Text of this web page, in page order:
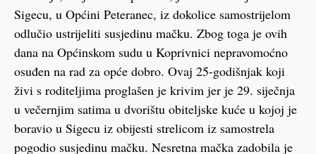
Sigecu, u Općini Peteranec, iz dokolice samostrijelom
odlučio ustrijeliti susjedinu mačku. Zbog toga je ovih
dana na Općinskom sudu u Koprivnici nepravomoćno
osuđen na rad za opće dobro. Ovaj 25-godišnjak koji
živi s roditeljima proglašen je krivim jer je 29. siječnja
u večernjim satima u dvorištu obiteljske kuće u kojoj je
boravio u Sigecu iz obijesti strelicom iz samostrela
pogodio susjedinu mačku. Nesretna mačka zadobila je